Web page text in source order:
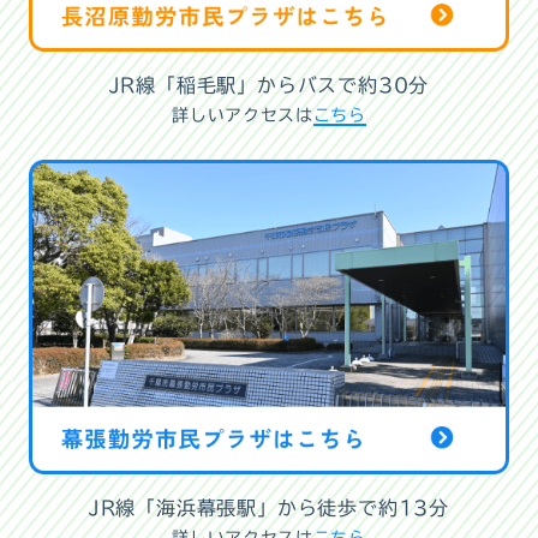
JR線「稲毛駅」からバスで約30分
詳しいアクセスはこちら
JR線「海浜幕張駅」から徒歩で約13分